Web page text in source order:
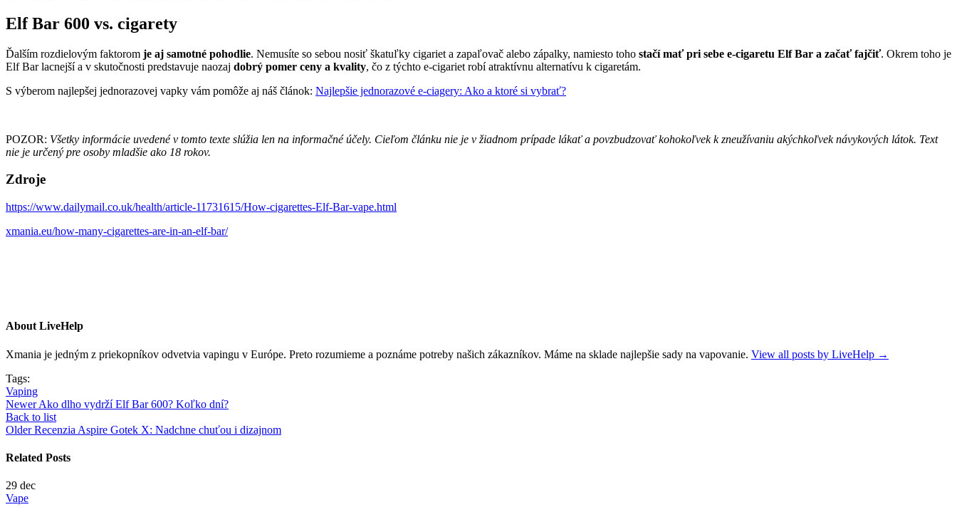
Elf Bar 600 vs. cigarety
Ďalším rozdielovým faktorom je aj samotné pohodlie. Nemusíte so sebou nosiť škatuľky cigariet a zapaľovač alebo zápalky, namiesto toho stačí mať pri sebe e-cigaretu Elf Bar a začať fajčiť. Okrem toho je
Elf Bar lacnejší a v skutočnosti predstavuje naozaj dobrý pomer ceny a kvality, čo z týchto e-cigariet robí atraktívnu alternatívu k cigaretám.
S výberom najlepšej jednorazovej vapky vám pomôže aj náš článok: Najlepšie jednorazové e-ciagery: Ako a ktoré si vybrať?
POZOR: Všetky informácie uvedené v tomto texte slúžia len na informačné účely. Cieľom článku nie je v žiadnom prípade lákať a povzbudzovať kohokoľvek k zneužívaniu akýchkoľvek návykových látok. Text
nie je určený pre osoby mladšie ako 18 rokov.
Zdroje
https://www.dailymail.co.uk/health/article-11731615/How-cigarettes-Elf-Bar-vape.html
xmania.eu/how-many-cigarettes-are-in-an-elf-bar/
About LiveHelp
Xmania je jedným z priekopníkov odvetvia vapingu v Európe. Preto rozumieme a poznáme potreby našich zákazníkov. Máme na sklade najlepšie sady na vapovanie. View all posts by LiveHelp →
Tags:
Vaping
Newer Ako dlho vydrží Elf Bar 600? Koľko dní?
Back to list
Older Recenzia Aspire Gotek X: Nadchne chuťou i dizajnom
Related Posts
29 dec
Vape